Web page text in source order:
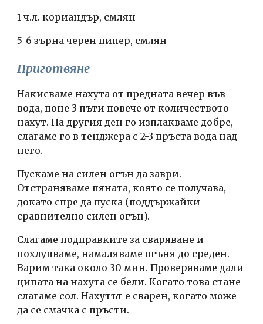
1 ч.л. кориандър, смлян
5-6 зърна черен пипер, смлян
Приготвяне
Накисваме нахута от предната вечер във
вода, поне 3 пъти повече от количеството
нахут. На другия ден го изплакваме добре,
слагаме го в тенджера с 2-3 пръста вода над
него.
Пускаме на силен огън да заври.
Отстраняваме пяната, която се получава,
докато спре да пуска (поддържайки
сравнително силен огън).
Слагаме подправките за сваряване и
похлупваме, намаляваме огъня до среден.
Варим така около 30 мин. Проверяваме дали
ципата на нахута се бели. Когато това стане
слагаме сол. Нахутът е сварен, когато може
да се смачка с пръсти.